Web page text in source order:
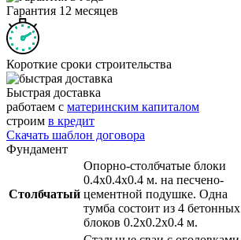
Гарантия 12 месяцев
Короткие сроки строительства
Быстрая доставка
работаем с материнским капиталом
строим в кредит
Скачать шаблон договора
Фундамент
Столбчатый
Опорно-столбчатые блоки
0.4х0.4х0.4 м. на песчено-
цементной подушке. Одна
тумба состоит из 4 бетонных
блоков 0.2х0.2х0.4 м.